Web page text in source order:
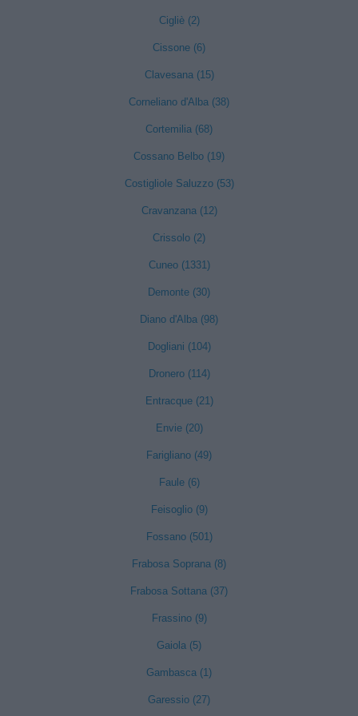
Cigliè (2)
Cissone (6)
Clavesana (15)
Corneliano d'Alba (38)
Cortemilia (68)
Cossano Belbo (19)
Costigliole Saluzzo (53)
Cravanzana (12)
Crissolo (2)
Cuneo (1331)
Demonte (30)
Diano d'Alba (98)
Dogliani (104)
Dronero (114)
Entracque (21)
Envie (20)
Farigliano (49)
Faule (6)
Feisoglio (9)
Fossano (501)
Frabosa Soprana (8)
Frabosa Sottana (37)
Frassino (9)
Gaiola (5)
Gambasca (1)
Garessio (27)